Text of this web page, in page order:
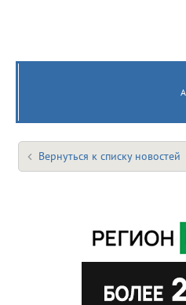
Вернуться к списку новостей